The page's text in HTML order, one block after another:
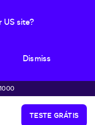
US site?
Dismiss
TESTE GRÁTIS